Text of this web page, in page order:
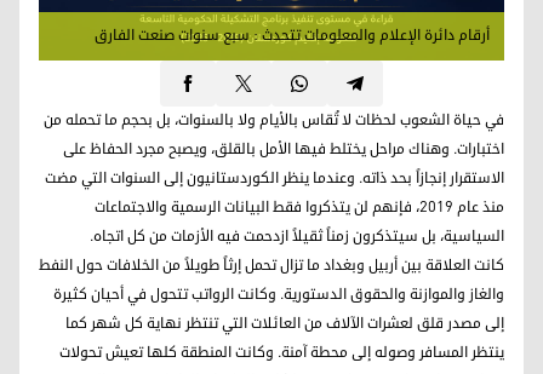
أرقام دائرة الإعلام والمعلومات تتحدث : سبع سنوات صنعت الفارق
في حياة الشعوب لحظات لا تُقاس بالأيام ولا بالسنوات، بل بحجم ما تحمله من
اختبارات. وهناك مراحل يختلط فيها الأمل بالقلق، ويصبح مجرد الحفاظ على
الاستقرار إنجازاً بحد ذاته. وعندما ينظر الكوردستانيون إلى السنوات التي مضت
منذ عام 2019، فإنهم لن يتذكروا فقط البيانات الرسمية والاجتماعات
السياسية، بل سيتذكرون زمناً ثقيلاً ازدحمت فيه الأزمات من كل اتجاه.
كانت العلاقة بين أربيل وبغداد ما تزال تحمل إرثاً طويلاً من الخلافات حول النفط
والغاز والموازنة والحقوق الدستورية. وكانت الرواتب تتحول في أحيان كثيرة
إلى مصدر قلق لعشرات الآلاف من العائلات التي تنتظر نهاية كل شهر كما
ينتظر المسافر وصوله إلى محطة آمنة. وكانت المنطقة كلها تعيش تحولات